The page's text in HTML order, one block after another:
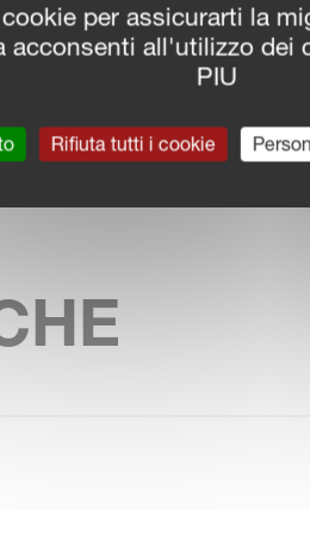
idraulicamente dalla
esente da manutenzione,
per assicurarti la
acconsenti all'utilizzo dei
PIU
Rifiuta tutti i cookie